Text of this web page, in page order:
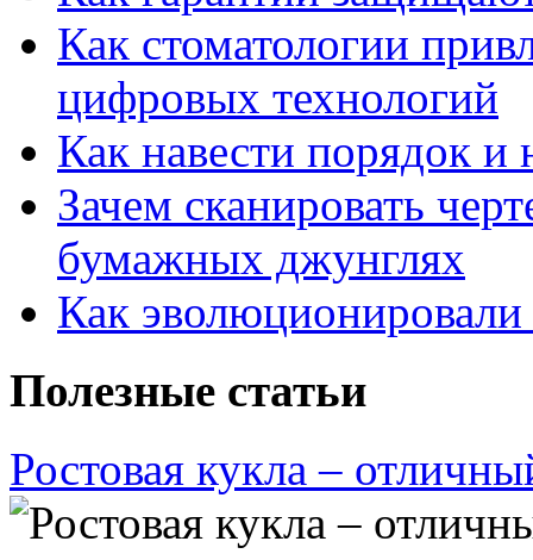
Как стоматологии
цифровых технологий
Как навести порядок и
Зачем сканировать
бумажных джунглях
Как
Полезные статьи
Ростовая кукла –